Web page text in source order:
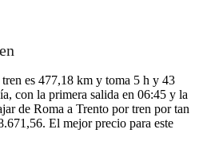
es 477,18 km y toma 5 h y 43
con la primera salida en 06:45 y la
de Roma a Trento por tren por tan
El mejor precio para este